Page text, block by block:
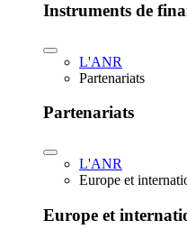
Instruments de
L'ANR
Partenariats
Partenariats
L'ANR
Europe et
Europe et